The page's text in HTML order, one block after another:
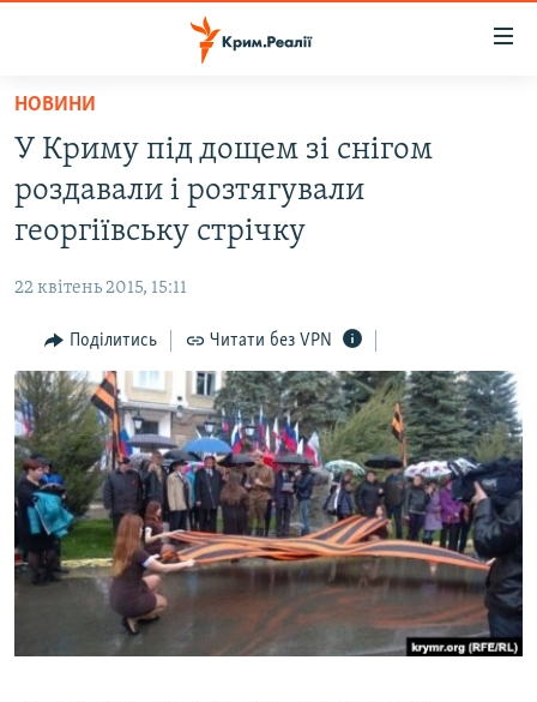
Перейти
основного
матеріалу
Перейти
до
основної
Перейти
до
пошуку
ВОДА.КРИМ
ВІДЕО ТА ФОТО
БЛОГИ
ПОГЛЯД
ІНТЕРВ'Ю
ВСЕ ЗА ДЕНЬ
СПЕЦПРОЕКТИ
ДЕПОРТАЦІЯ
ВІДЕОУРОКИ «ELIFBE»
СВІДЧЕННЯ ОКУПАЦІЇ
УКРАЇНСЬКА ПРОБЛЕМА КРИМУ
ЯК ОБІЙТИ БЛОКУВАННЯ
Русский
НОВИНИ
У Криму під дощем зі снігом
роздавали і розтягували
георгіївську стрічку
22 квітень 2015, 15:11
Поділитись Читати без VPN